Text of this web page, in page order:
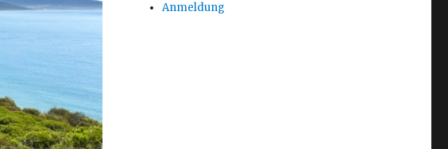
Anmeldung